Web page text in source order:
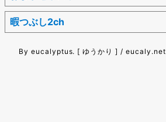
暇つぶし2ch
By eucalyptus. [ ゆうかり ] / eucaly.net